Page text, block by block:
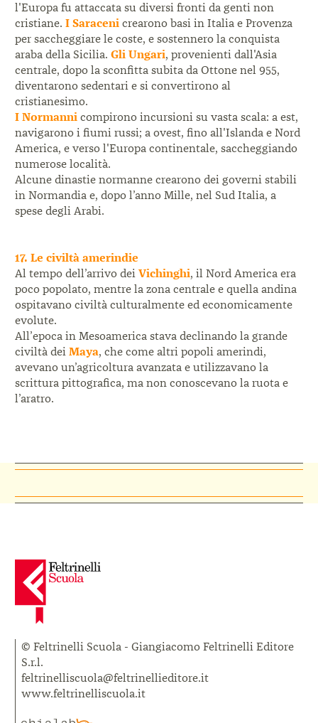
l'Europa fu attaccata su diversi fronti da genti non
cristiane. I Saraceni crearono basi in Italia e Provenza
per saccheggiare le coste, e sostennero la conquista
araba della Sicilia. Gli Ungari, provenienti dall'Asia
centrale, dopo la sconfitta subita da Ottone nel 955,
diventarono sedentari e si convertirono al
cristianesimo.
I Normanni compirono incursioni su vasta scala: a est,
navigarono i fiumi russi; a ovest, fino all'Islanda e Nord
America, e verso l'Europa continentale, saccheggiando
numerose località.
Alcune dinastie normanne crearono dei governi stabili
in Normandia e, dopo l’anno Mille, nel Sud Italia, a
spese degli Arabi.
17. Le civiltà amerindie
Al tempo dell’arrivo dei Vichinghi, il Nord America era
poco popolato, mentre la zona centrale e quella andina
ospitavano civiltà culturalmente ed economicamente
evolute.
All’epoca in Mesoamerica stava declinando la grande
civiltà dei Maya, che come altri popoli amerindi,
avevano un’agricoltura avanzata e utilizzavano la
scrittura pittografica, ma non conoscevano la ruota e
l’aratro.
© Feltrinelli Scuola - Giangiacomo Feltrinelli Editore
S.r.l.
feltrinelliscuola@feltrinellieditore.it
www.feltrinelliscuola.it